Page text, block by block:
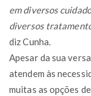
em diversos
diversos
diz Cunha.
Apesar da sua
atendem às
muitas as opções